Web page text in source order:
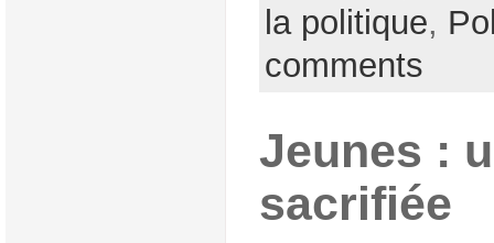
la politique,
comments
Jeunes :
sacrifiée